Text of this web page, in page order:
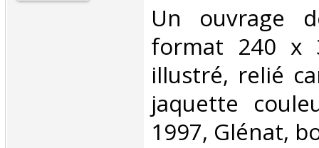
‎Un ouvrage
format 240 x
illustré, relié
jaquette
1997, Glénat,